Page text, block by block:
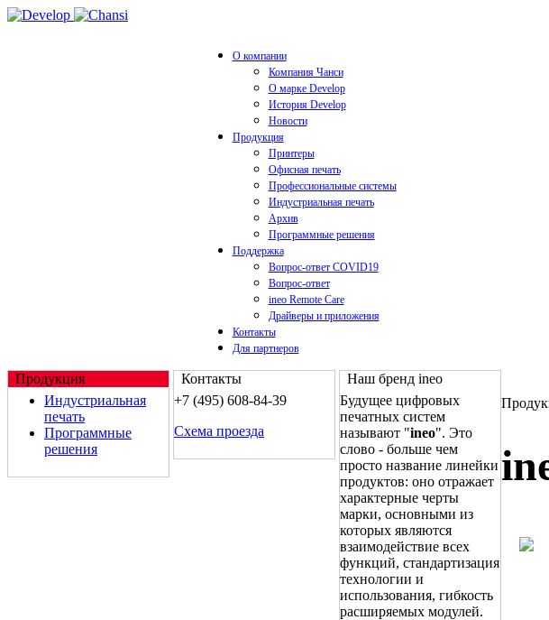
О компании
Компания Чанси
О марке Develop
История Develop
Новости
Продукция
Принтеры
Офисная печать
Профессиональные системы
Индустриальная печать
Архив
Программные решения
Поддержка
Вопрос-ответ COVID19
Вопрос-ответ
ineo Remote Care
Драйверы и приложения
Контакты
Для партнеров
Продукция
Индустриальная
печать
Программные
решения
Контакты
+7 (495) 608-84-39
Схема проезда
Наш бренд ineo
Будущее цифровых
печатных систем
называют "ineo". Это
слово - больше чем
просто название линейки
продуктов: оно отражает
характерные черты
марки, основными из
которых являются
взаимодействие всех
функций, стандартизация
технологии и
использования, гибкость
расширяемых модулей.